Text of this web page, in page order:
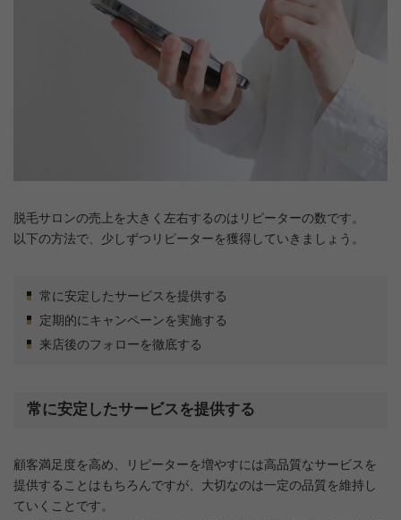
脱毛サロンの売上を大きく左右するのはリピーターの数です。
以下の方法で、少しずつリピーターを獲得していきましょう。
常に安定したサービスを提供する
定期的にキャンペーンを実施する
来店後のフォローを徹底する
常に安定したサービスを提供する
顧客満足度を高め、リピーターを増やすには高品質なサービスを
提供することはもちろんですが、大切なのは一定の品質を維持し
ていくことです。